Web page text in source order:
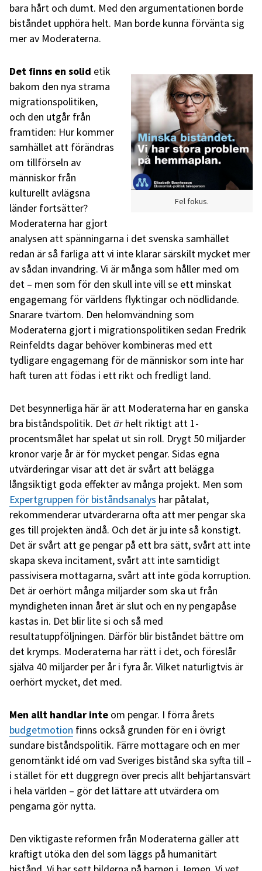
bara hårt och dumt. Med den argumentationen borde
biståndet upphöra helt. Man borde kunna förvänta sig
mer av Moderaterna.
Fel fokus.
Det finns en solid etik
bakom den nya strama
migrationspolitiken,
och den utgår från
framtiden: Hur kommer
samhället att förändras
om tillförseln av
människor från
kulturellt avlägsna
länder fortsätter?
Moderaterna har gjort
analysen att spänningarna i det svenska samhället
redan är så farliga att vi inte klarar särskilt mycket mer
av sådan invandring. Vi är många som håller med om
det – men som för den skull inte vill se ett minskat
engagemang för världens flyktingar och nödlidande.
Snarare tvärtom. Den helomvändning som
Moderaterna gjort i migrationspolitiken sedan Fredrik
Reinfeldts dagar behöver kombineras med ett
tydligare engagemang för de människor som inte har
haft turen att födas i ett rikt och fredligt land.
Det besynnerliga här är att Moderaterna har en ganska
bra biståndspolitik. Det ärhelt riktigt att 1-
procentsmålet har spelat ut sin roll. Drygt 50 miljarder
kronor varje år är för mycket pengar. Sidas egna
utvärderingar visar att det är svårt att belägga
långsiktigt goda effekter av många projekt. Men som
Expertgruppen för biståndsanalys har påtalat,
rekommenderar utvärderarna ofta att mer pengar ska
ges till projekten ändå. Och det är ju inte så konstigt.
Det är svårt att ge pengar på ett bra sätt, svårt att inte
skapa skeva incitament, svårt att inte samtidigt
passivisera mottagarna, svårt att inte göda korruption.
Det är oerhört många miljarder som ska ut från
myndigheten innan året är slut och en ny pengapåse
kastas in. Det blir lite si och så med
resultatuppföljningen. Därför blir biståndet bättre om
det krymps. Moderaterna har rätt i det, och föreslår
själva 40 miljarder per år i fyra år. Vilket naturligtvis är
oerhört mycket, det med.
Men allt handlar inte om pengar. I förra årets
budgetmotion finns också grunden för en i övrigt
sundare biståndspolitik. Färre mottagare och en mer
genomtänkt idé om vad Sveriges bistånd ska syfta till –
i stället för ett duggregn över precis allt behjärtansvärt
i hela världen – gör det lättare att utvärdera om
pengarna gör nytta.
Den viktigaste reformen från Moderaterna gäller att
kraftigt utöka den del som läggs på humanitärt